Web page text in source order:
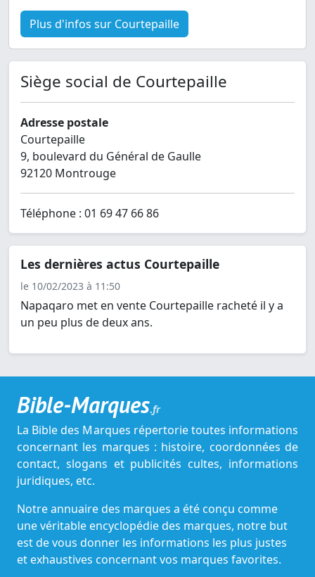
Plus d'infos sur Courtepaille
Siège social de Courtepaille
Adresse postale
Courtepaille
9, boulevard du Général de Gaulle
92120 Montrouge
Téléphone : 01 69 47 66 86
Les dernières actus Courtepaille
le 10/02/2023 à 11:50
Napaqaro met en vente Courtepaille racheté il y a
un peu plus de deux ans.
Bible-Marques.fr
La Bible des Marques répertorie toutes informations
concernant les marques : histoire, coordonnées de
contact, slogans et publicités cultes, informations
juridiques, etc.
Notre annuaire des marques a été conçu comme
une véritable encyclopédie des marques, notre but
est de vous donner les informations les plus justes
et exhaustives concernant vos marques favorites.